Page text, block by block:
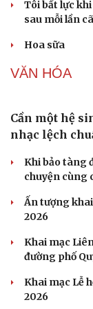
Chưa có
động đất tại
Chưa ghi
trận động đất
Vì sao các